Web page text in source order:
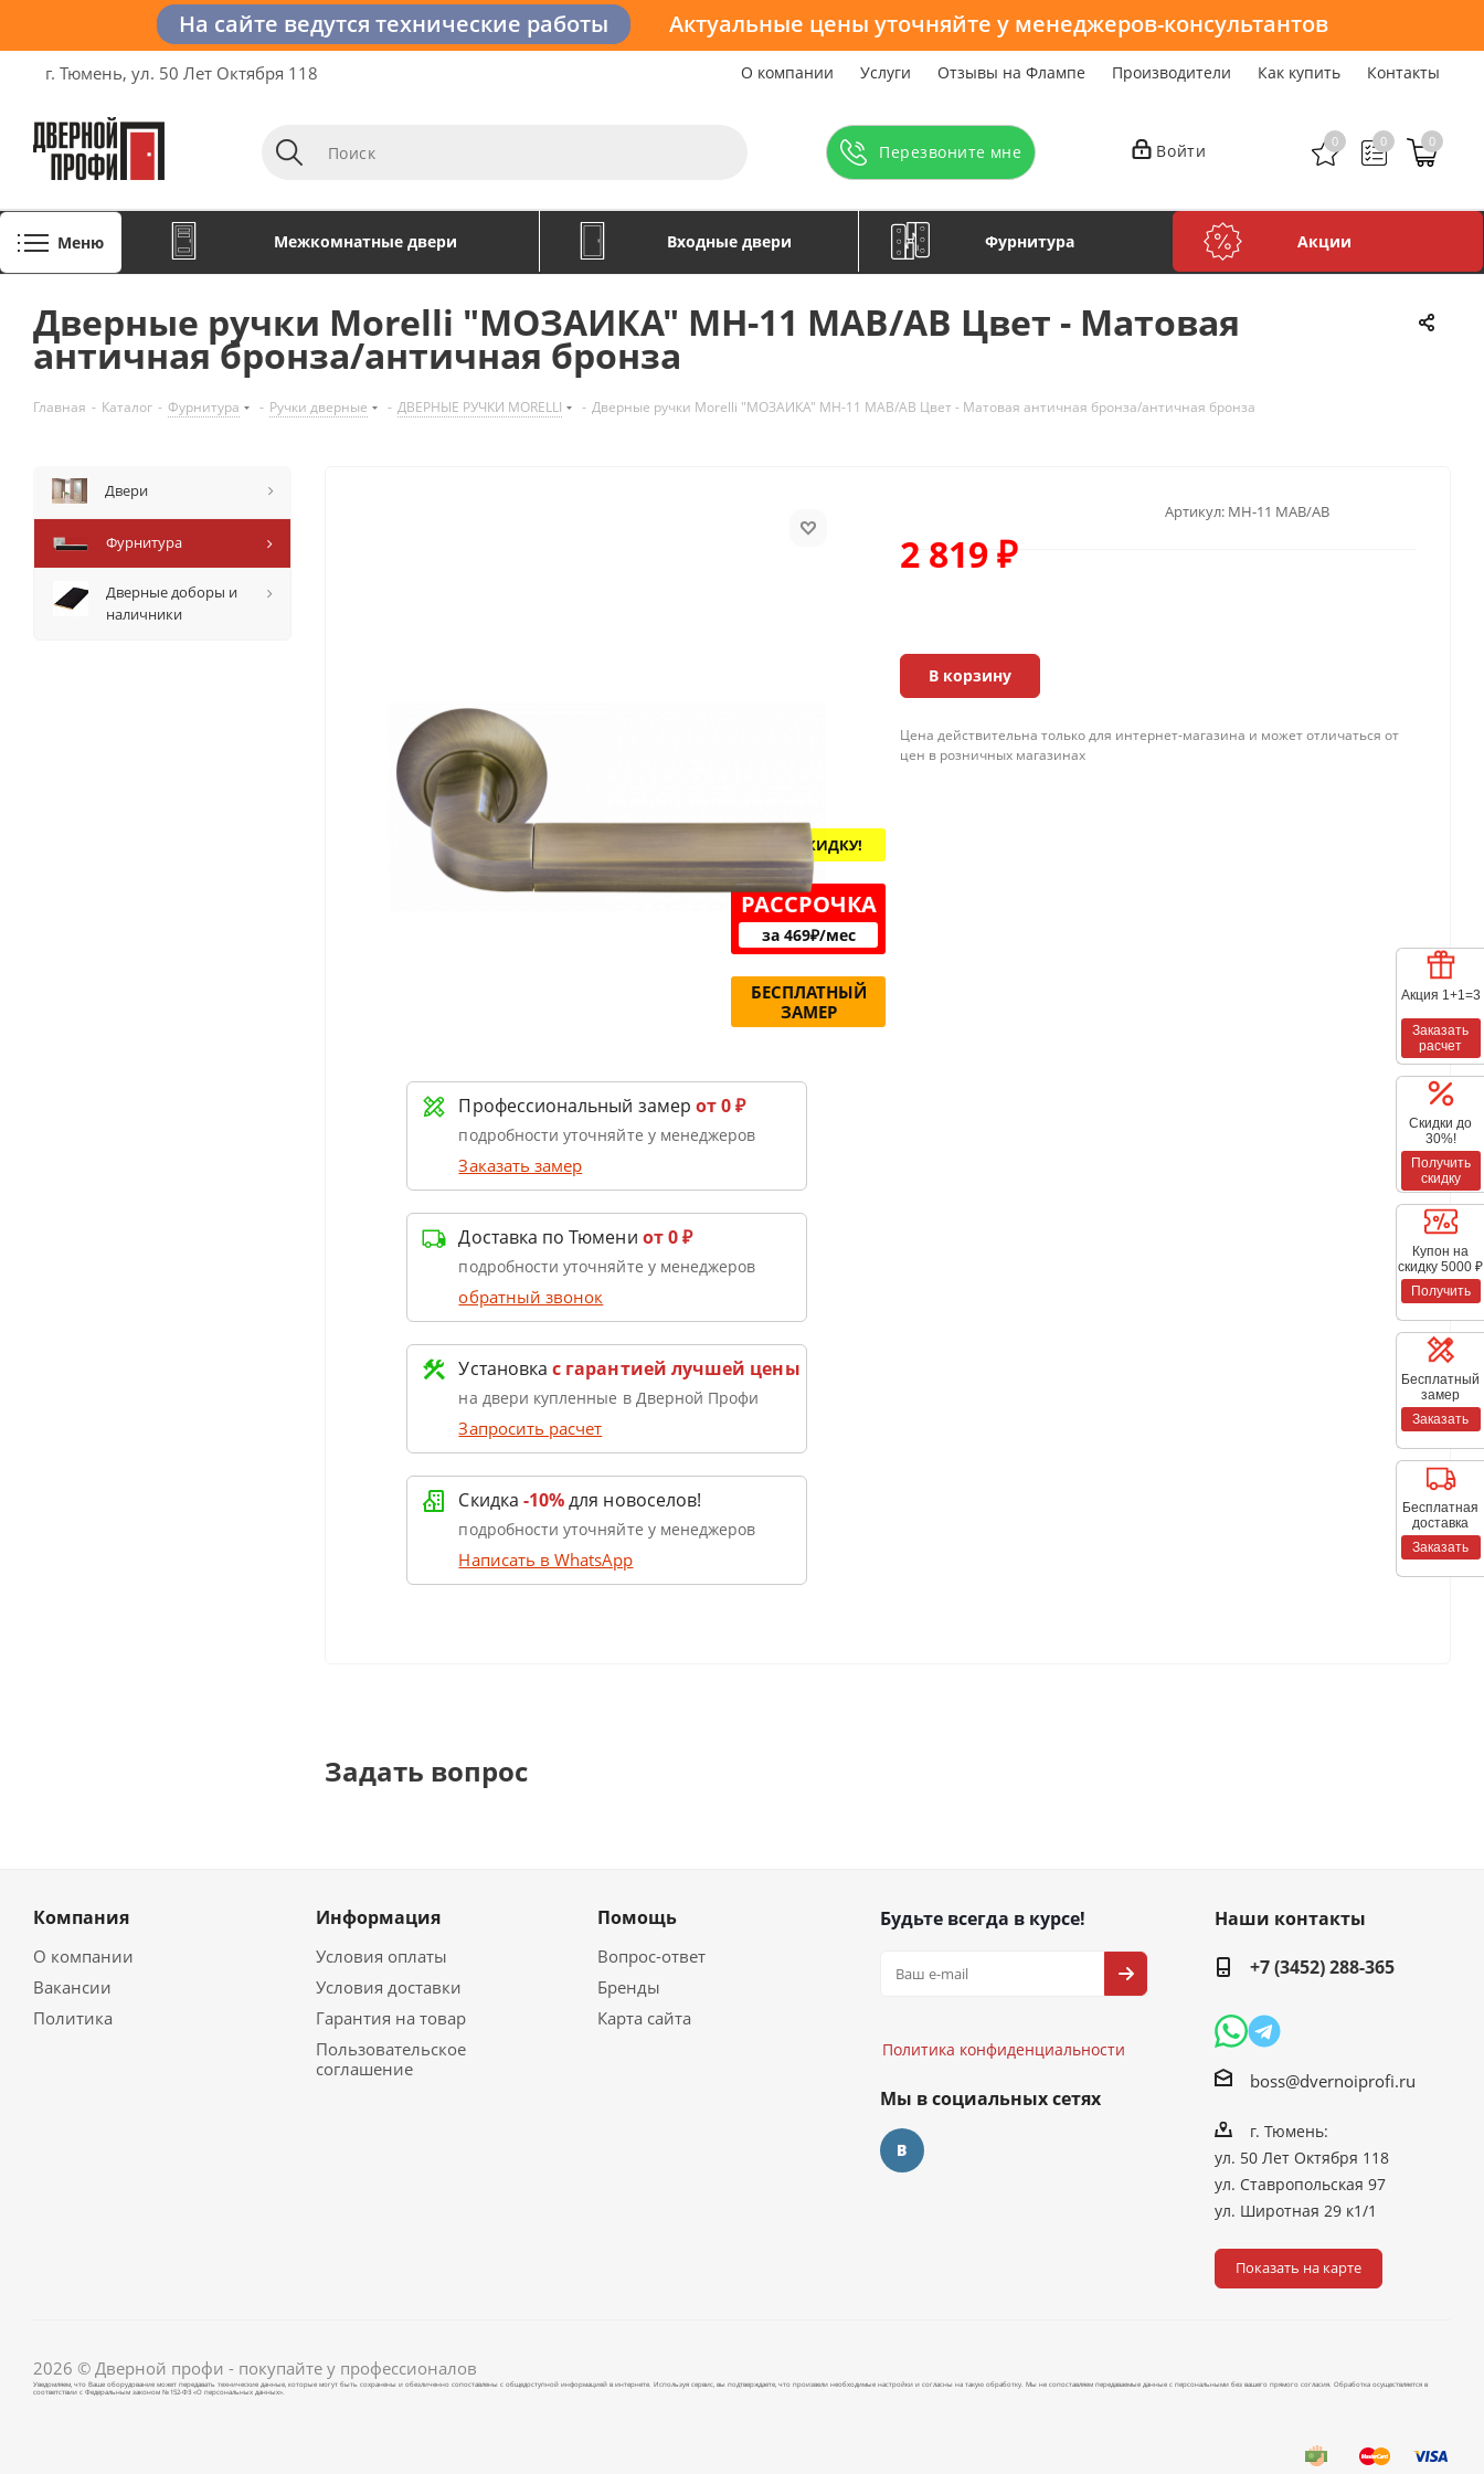
На сайте ведутся технические работы Актуальные цены уточняйте у менеджеров-консультантов
г. Тюмень, ул. 50 Лет Октября 118 О компании Услуги Отзывы на Флампе Производители Как купить Контакты
Перезвоните мне Войти
0 0 0
Меню Межкомнатные двери Входные двери Фурнитура Акции
Дверные ручки Morelli "МОЗАИКА" MH-11 MAB/AB Цвет - Матовая
античная бронза/античная бронза
Главная - Каталог - Фурнитура - Ручки дверные - ДВЕРНЫЕ РУЧКИ MORELLI - Дверные ручки Morelli "МОЗАИКА" MH-11 MAB/AB Цвет - Матовая античная бронза/античная бронза
ХОЧУ СКИДКУ!
РАССРОЧКА
за 469₽/мес
БЕСПЛАТНЫЙ
ЗАМЕР
Профессиональный замер от 0 ₽
подробности уточняйте у менеджеров
Заказать замер
Доставка по Тюмени от 0 ₽
подробности уточняйте у менеджеров
обратный звонок
Установкас гарантией лучшей цены
на двери купленные в Дверной Профи
Запросить расчет
Скидка -10%для новоселов!
подробности уточняйте у менеджеров
Написать в WhatsApp
Артикул: MH-11 MAB/AB
2 819₽
В корзину
Цена действительна только для интернет-магазина и может отличаться от
цен в розничных магазинах
Задать вопрос
Двери
Фурнитура
Дверные доборы и
наличники
Компания
О компании
Вакансии
Политика
Информация
Условия оплаты
Условия доставки
Гарантия на товар
Пользовательское
соглашение
Помощь
Вопрос-ответ
Бренды
Карта сайта
Будьте всегда в курсе!
Политика конфиденциальности
Политика конфиденциальности
Мы в социальных сетях
Наши контакты
+7 (3452) 288-365
boss@dvernoiprofi.ru
г. Тюмень:
ул. 50 Лет Октября 118
ул. Ставропольская 97
ул. Широтная 29 к1/1
Показать на карте
2026 © Дверной профи - покупайте у профессионалов
Уведомляем, что Ваше оборудование может передавать технические данные, которые могут быть сохранены и обезличенно сопоставлены с общедоступной информацией в интернете. Используя сервис, вы подтверждаете, что произвели необходимые настройки и согласны на такую обработку. Мы не сопоставляем передаваемые данные с персональными без вашего прямого согласия. Обработка осуществляется в
соответствии с Федеральным законом № 152-ФЗ «О персональных данных».
Акция 1+1=3
Заказать
расчет
Скидки до
30%!
Получить
скидку
Купон на
скидку 5000 ₽
Получить
Бесплатный
замер
Заказать
Бесплатная
доставка
Заказать